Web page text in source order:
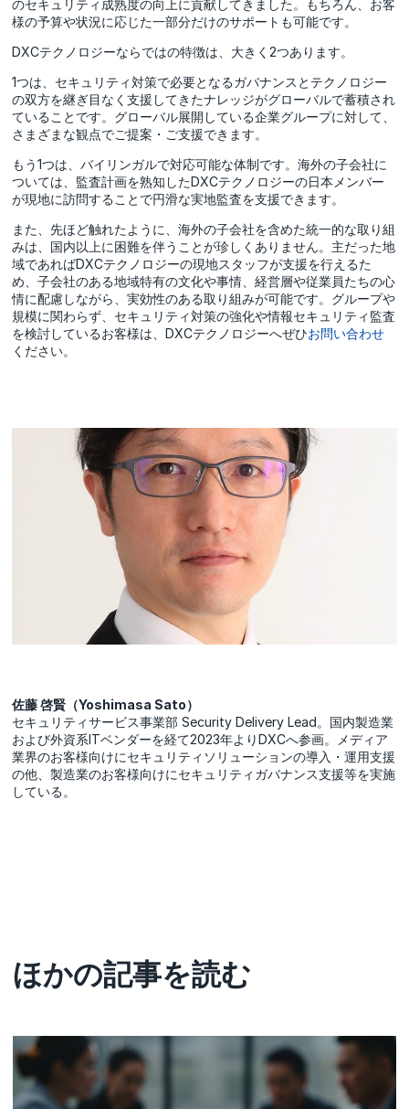
のセキュリティ成熟度の向上に貢献してきました。もちろん、お客
様の予算や状況に応じた一部分だけのサポートも可能です。
DXCテクノロジーならではの特徴は、大きく2つあります。
1つは、セキュリティ対策で必要となるガバナンスとテクノロジー
の双方を継ぎ目なく支援してきたナレッジがグローバルで蓄積され
ていることです。グローバル展開している企業グループに対して、
さまざまな観点でご提案・ご支援できます。
もう1つは、バイリンガルで対応可能な体制です。海外の子会社に
ついては、監査計画を熟知したDXCテクノロジーの日本メンバー
が現地に訪問することで円滑な実地監査を支援できます。
また、先ほど触れたように、海外の子会社を含めた統一的な取り組
みは、国内以上に困難を伴うことが珍しくありません。主だった地
域であればDXCテクノロジーの現地スタッフが支援を行えるた
め、子会社のある地域特有の文化や事情、経営層や従業員たちの心
情に配慮しながら、実効性のある取り組みが可能です。グループや
規模に関わらず、セキュリティ対策の強化や情報セキュリティ監査
を検討しているお客様は、DXCテクノロジーへぜひお問い合わせ
ください。
佐藤 啓賢（Yoshimasa Sato）
セキュリティサービス事業部 Security Delivery Lead。国内製造業
および外資系ITベンダーを経て2023年よりDXCへ参画。メディア
業界のお客様向けにセキュリティソリューションの導入・運用支援
の他、製造業のお客様向けにセキュリティガバナンス支援等を実施
している。
ほかの記事を読む